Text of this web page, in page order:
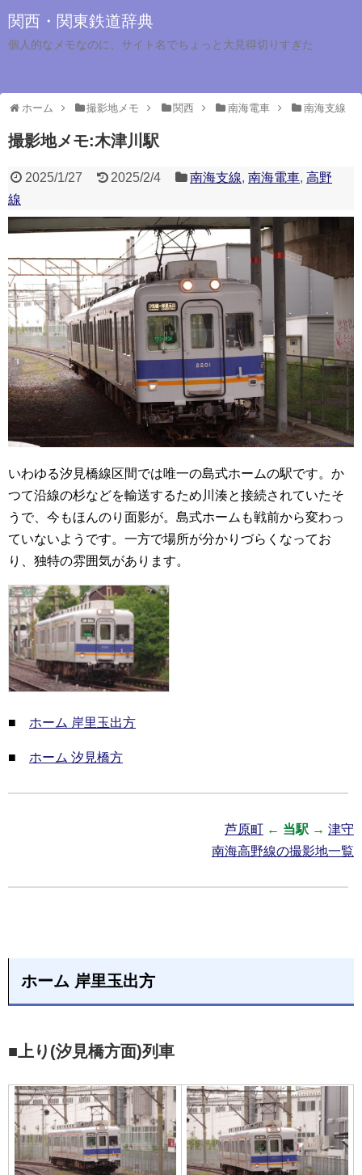
関西・関東鉄道辞典
個人的なメモなのに、サイト名でちょっと大見得切りすぎた
ホーム 撮影地メモ 関西 南海電車 南海支線
撮影地メモ:木津川駅
2025/1/27 2025/2/4 南海支線,南海電車,高野
線
いわゆる汐見橋線区間では唯一の島式ホームの駅です。か
つて沿線の杉などを輸送するため川湊と接続されていたそ
うで、今もほんのり面影が。島式ホームも戦前から変わっ
ていないようです。一方で場所が分かりづらくなってお
り、独特の雰囲気があります。
■ ホーム 岸里玉出方
■ ホーム 汐見橋方
芦原町 ← 当駅 → 津守
南海高野線の撮影地一覧
ホーム 岸里玉出方
■上り(汐見橋方面)列車